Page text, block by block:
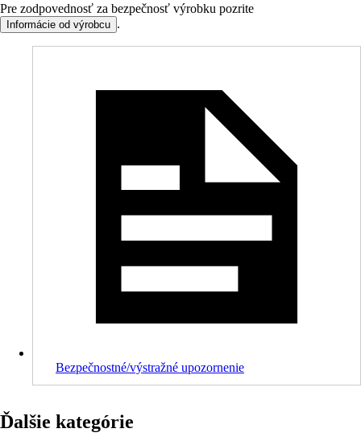
Pre zodpovednosť za bezpečnosť výrobku pozrite
Informácie od výrobcu .
Bezpečnostné/výstražné upozornenie
Ďalšie kategórie